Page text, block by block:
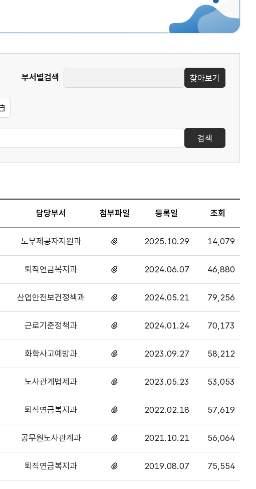
부서별검색 찾아보기
검색
담당부서 첨부파일 등록일 조회
노무제공자지원과
첨부파일
있음
2025.10.29 14,079
퇴직연금복지과
첨부파일
있음
2024.06.07 46,880
산업안전보건정책과
첨부파일
있음
2024.05.21 79,256
근로기준정책과
첨부파일
있음
2024.01.24 70,173
화학사고예방과
첨부파일
있음
2023.09.27 58,212
노사관계법제과
첨부파일
있음
2023.05.23 53,053
퇴직연금복지과
첨부파일
있음
2022.02.18 57,619
공무원노사관계과
첨부파일
있음
2021.10.21 56,064
퇴직연금복지과
첨부파일
있음
2019.08.07 75,554